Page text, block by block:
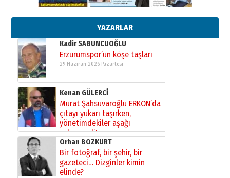
YAZARLAR
Başkan Sekmen’den Erzurum’a
bir vizyon proje daha!
02 Ağustos 2026 Pazar
Kadir SABUNCUOĞLU
Erzurumspor’un köşe taşları
29 Haziran 2026 Pazartesi
Kenan GÜLERCİ
Murat Şahsuvaroğlu ERKON’da
çıtayı yukarı taşırken,
yönetimdekiler aşağı
çekmemeli!
17 Şubat 2026 SalıOrhan BOZKURT
Bir fotoğraf, bir şehir, bir
gazeteci… Dizginler kimin
elinde?